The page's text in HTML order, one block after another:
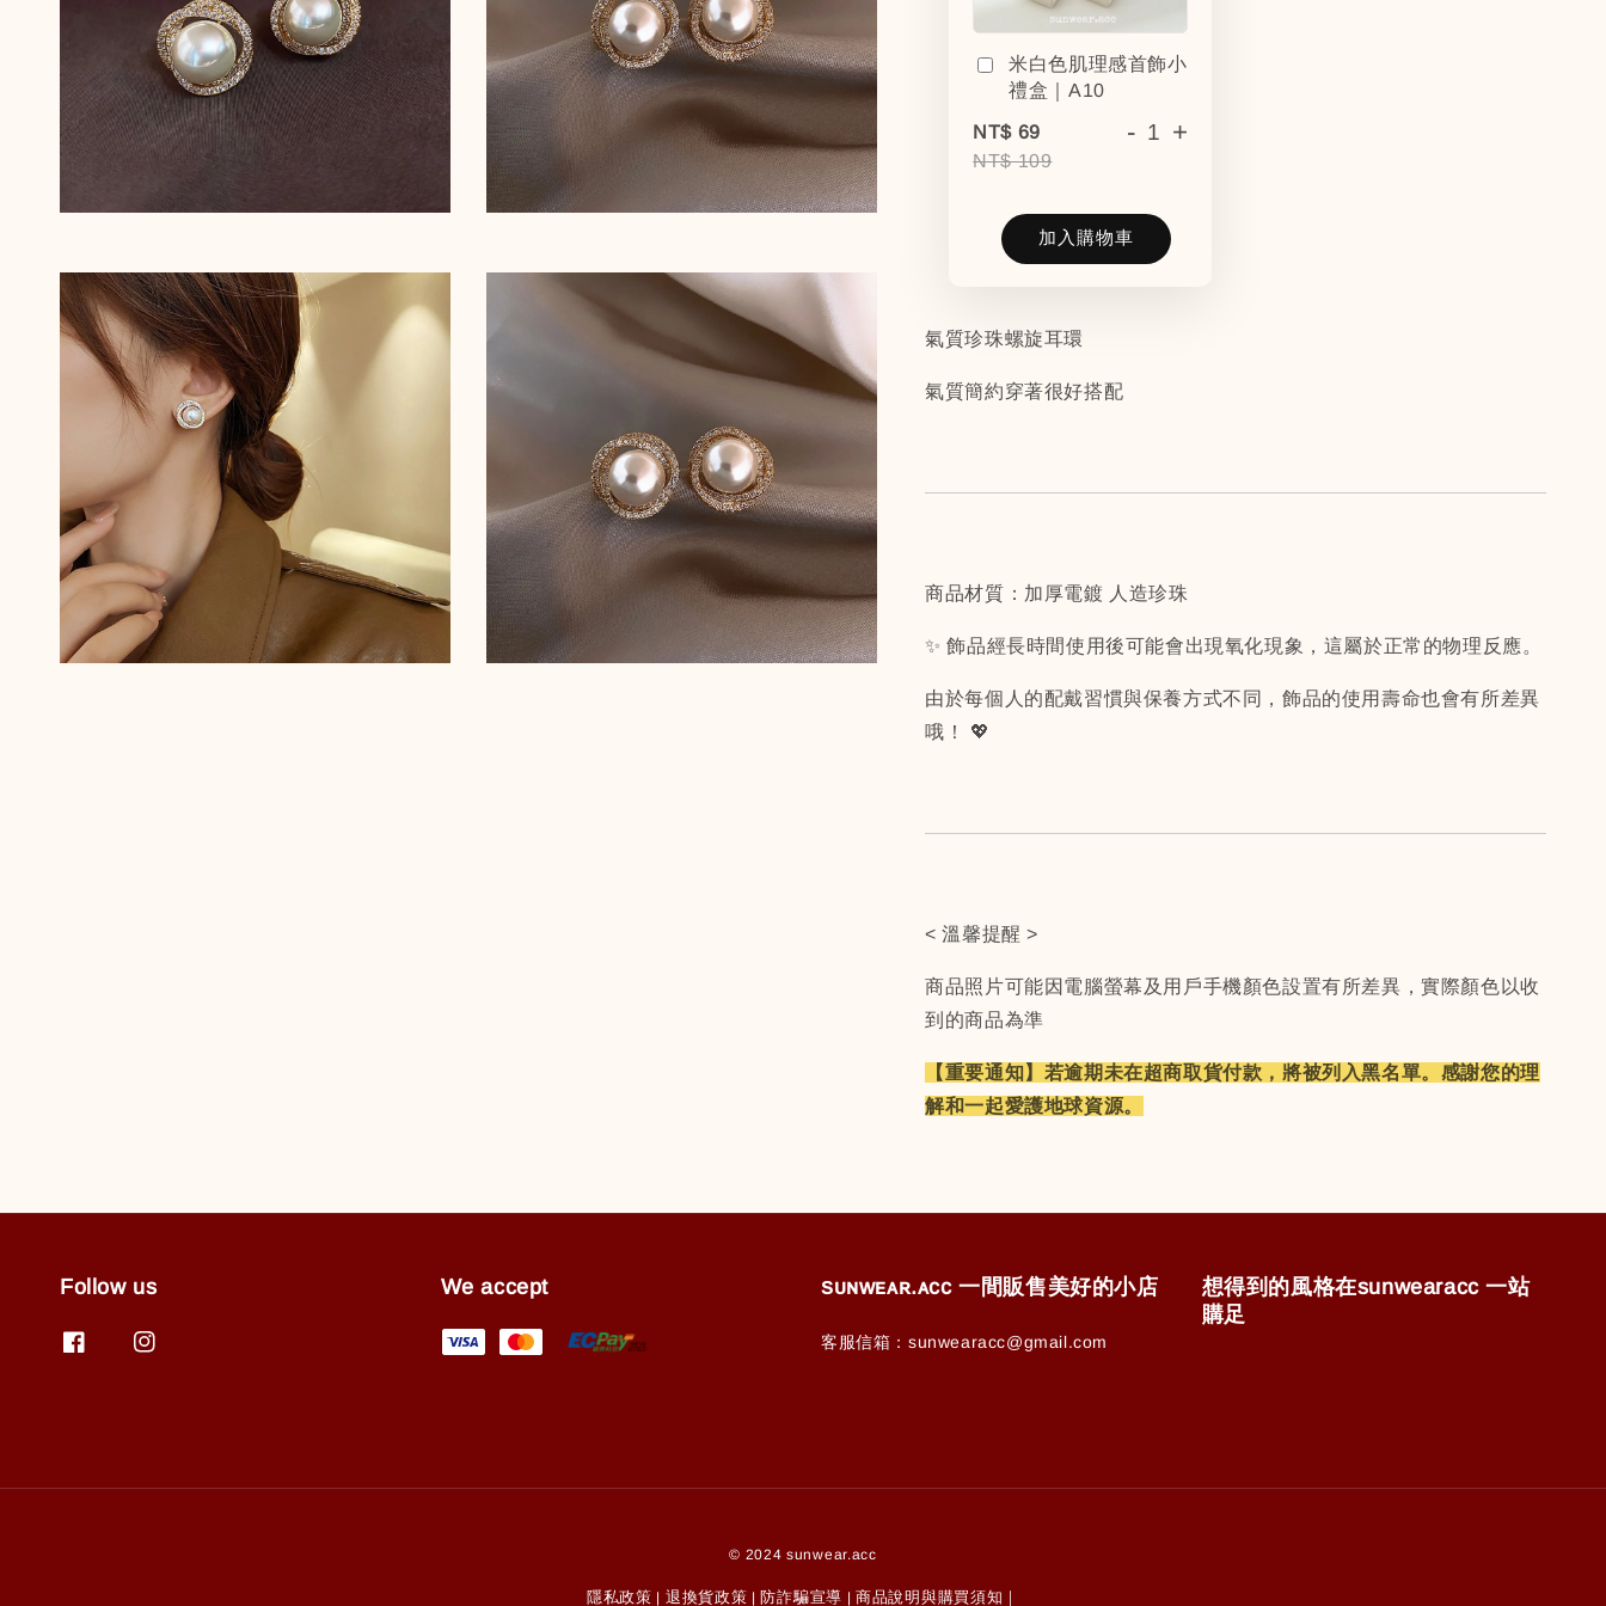
米白色肌理感首飾小
禮盒｜A10
NT$ 69
NT$ 109
- +
加入購物車
氣質珍珠螺旋耳環
氣質簡約穿著很好搭配
商品材質：加厚電鍍 人造珍珠
✨ 飾品經長時間使用後可能會出現氧化現象，這屬於正常的物理反應。
由於每個人的配戴習慣與保養方式不同，飾品的使用壽命也會有所差異
哦！ 💖
< 溫馨提醒 >
商品照片可能因電腦螢幕及用戶手機顏色設置有所差異，實際顏色以收
到的商品為準
【重要通知】若逾期未在超商取貨付款，將被列入黑名單。 感謝您的理
解和一起愛護地球資源。
Follow us We accept ꜱᴜɴᴡᴇᴀʀ.ᴀᴄᴄ 一間販售美好的小店
客服信箱：sunwearacc@gmail.com
想得到的風格在sunwearacc 一站
購足
© 2024 sunwear.acc
隱私政策 | 退換貨政策 | 防詐騙宣導 |商品說明與購買須知｜